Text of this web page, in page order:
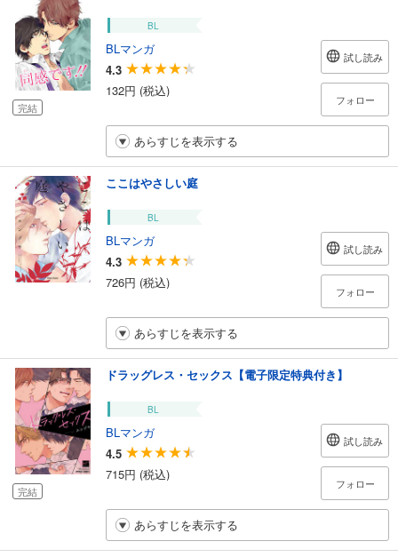
完結
BL
BLマンガ
4.3
132円 (税込)
試し読み
フォロー
あらすじを表示する
ここはやさしい庭
BL
BLマンガ
4.3
726円 (税込)
試し読み
フォロー
あらすじを表示する
完結
ドラッグレス・セックス【電子限定特典付き】
BL
BLマンガ
4.5
715円 (税込)
試し読み
フォロー
あらすじを表示する